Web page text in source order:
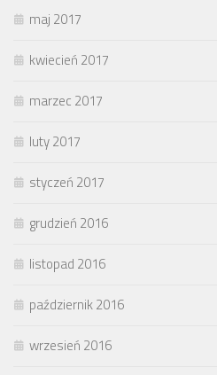
maj 2017
kwiecień 2017
marzec 2017
luty 2017
styczeń 2017
grudzień 2016
listopad 2016
październik 2016
wrzesień 2016